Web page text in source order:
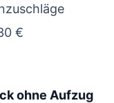
€
ohne Aufzug